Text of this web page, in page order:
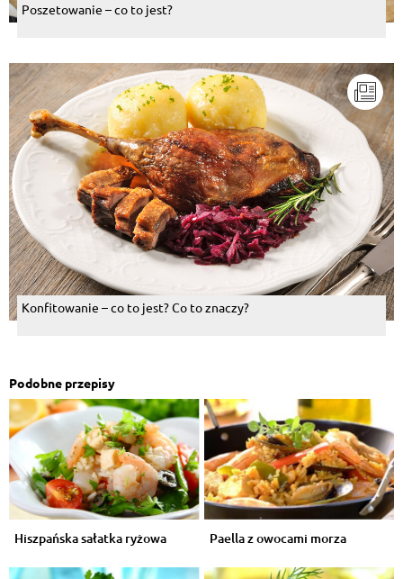
Poszetowanie – co to jest?
Konfitowanie – co to jest? Co to znaczy?
Podobne przepisy
Hiszpańska sałatka ryżowa Paella z owocami morza